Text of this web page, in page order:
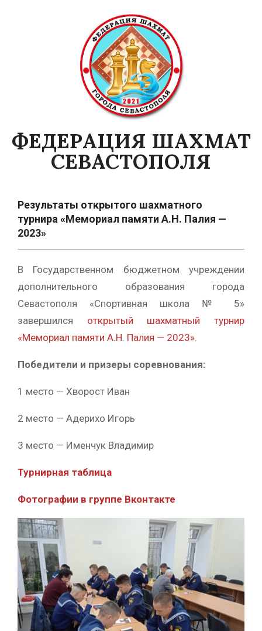
ФЕДЕРАЦИЯ ШАХМАТ
СЕВАСТОПОЛЯ
NavigationРезультаты открытого шахматного
турнира «Мемориал памяти А.Н. Палия —
2023»
В Государственном бюджетном учреждении
дополнительного образования города
Севастополя «Спортивная школа № 5»
завершился открытый шахматный турнир
«Мемориал памяти А.Н. Палия — 2023».
Победители и призеры соревнования:
1 место — Хворост Иван
2 место — Адерихо Игорь
3 место — Именчук Владимир
Турнирная таблица
Фотографии в группе Вконтакте